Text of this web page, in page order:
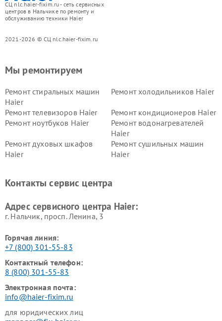
СЦ nlc.haier-fixim.ru - сеть сервисных
центров в Нальчике по ремонту и
обслуживанию техники Haier
2021-2026 © СЦ nlc.haier-fixim.ru
Мы ремонтируем
Ремонт стиральных машин
Haier
Ремонт холодильников Haier
Ремонт телевизоров Haier
Ремонт кондиционеров Haier
Ремонт ноутбуков Haier
Ремонт водонагревателей
Haier
Ремонт духовых шкафов
Haier
Ремонт сушильных машин
Haier
Ремонт роботов-пылесосов
Ремонт посудомоечных
Контакты сервис центра
Адрес сервисного центра Haier:
г. Нальчик, просп. Ленина, 3
Горячая линия:
+7 (800) 301-55-83
Контактный телефон:
8 (800) 301-55-83
Электронная почта:
info@haier-fixim.ru
для юридических лиц